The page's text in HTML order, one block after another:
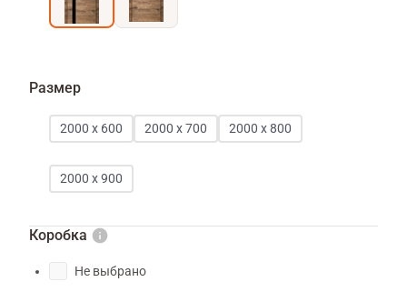
Размер
2000 х 600 2000 х 700 2000 х 800
2000 х 900
Коробка
Не выбрано